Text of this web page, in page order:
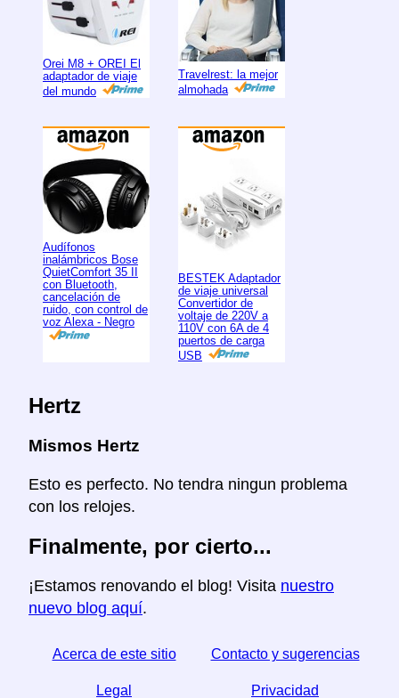
Orei M8 + OREI El
adaptador de viaje
del mundo
Travelrest: la mejor
almohada
Audífonos
inalámbricos Bose
QuietComfort 35 II
con Bluetooth,
cancelación de
ruido, con control de
voz Alexa - Negro
BESTEK Adaptador
de viaje universal
Convertidor de
voltaje de 220V a
110V con 6A de 4
puertos de carga
USB
Hertz
Mismos Hertz
Esto es perfecto. No tendra ningun problema
con los relojes.
Finalmente, por cierto...
¡Estamos renovando el blog! Visita nuestro
nuevo blog aquí.
Acerca de este sitio Contacto y sugerencias
Legal Privacidad